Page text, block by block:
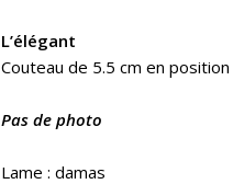
L’élégant
Couteau de 5.5 cm en
Pas de photo
Lame : damas